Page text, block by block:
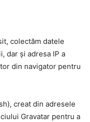
colectăm datele
dar și adresa IP a
din navigator pentru
creat din adresele
Gravatar pentru a